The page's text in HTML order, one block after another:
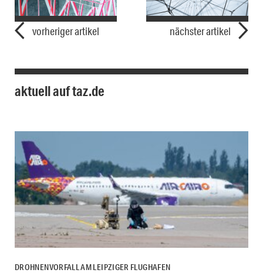
vorheriger artikel nächster artikel
aktuell auf taz.de
DROHNENVORFALL AM LEIPZIGER FLUGHAFEN